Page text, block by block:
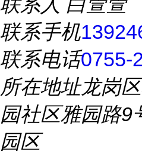
联系手机
联系电话0755-
所在地址龙岗
园社区雅园路9
园区